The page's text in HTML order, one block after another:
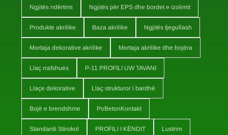
Ngjitës ndërtimi Ngjitës për EPS dhe bordet e izolimit
Produkte akrilike Baza akrilike Ngjitës tjegullash
Mortaja dekorative akrilike Mortaja akrilike dhe bojëra
Llaç rrafshues P-11 PROFILI UW TAVANI
Llaçe dekorative Llaç strukturor i bardhë
Bojë e brendshme PoBetonKontakt
Standardi Stirokol PROFILI I KËNDIT Lustrim